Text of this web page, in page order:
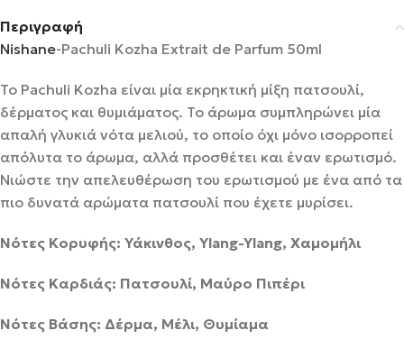
Περιγραφή
Nishane-Pachuli Kozha Extrait de Parfum 50ml
Το Pachuli Kozha είναι μία εκρηκτική μίξη πατσουλί,
δέρματος και θυμιάματος. Το άρωμα συμπληρώνει μία
απαλή γλυκιά νότα μελιού, το οποίο όχι μόνο ισορροπεί
απόλυτα το άρωμα, αλλά προσθέτει και έναν ερωτισμό.
Νιώστε την απελευθέρωση του ερωτισμού με ένα από τα
πιο δυνατά αρώματα πατσουλί που έχετε μυρίσει.
Νότες Κορυφής: Υάκινθος, Ylang-Ylang, Χαμομήλι
Νότες Καρδιάς: Πατσουλί, Μαύρο Πιπέρι
Νότες Βάσης: Δέρμα, Μέλι, Θυμίαμα